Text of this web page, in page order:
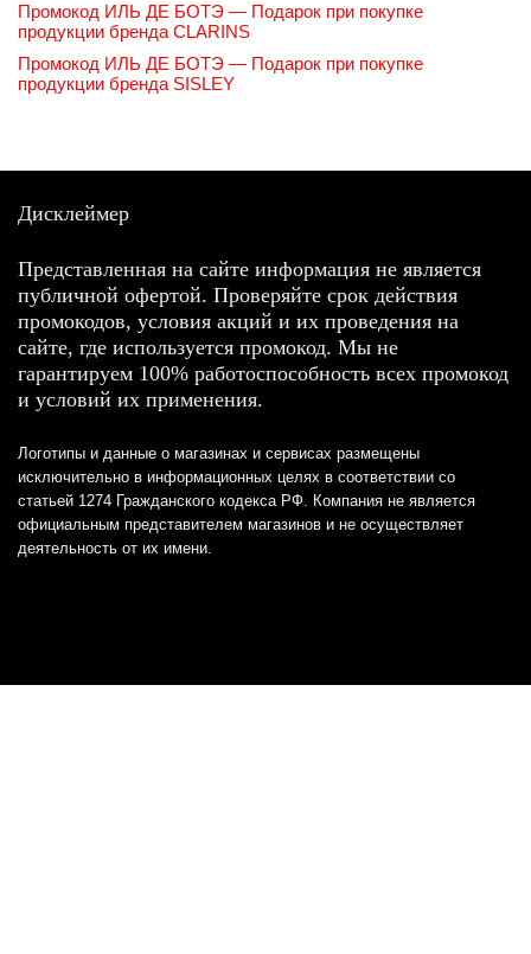
Промокод ИЛЬ ДЕ БОТЭ — Подарок при покупке
продукции бренда CLARINS
Промокод ИЛЬ ДЕ БОТЭ — Подарок при покупке
продукции бренда SISLEY
Дисклеймер
Представленная на сайте информация не является
публичной офертой. Проверяйте срок действия
промокодов, условия акций и их проведения на
сайте, где используется промокод. Мы не
гарантируем 100% работоспособность всех промокод
и условий их применения.
Логотипы и данные о магазинах и сервисах размещены
исключительно в информационных целях в соответствии со
статьей 1274 Гражданского кодекса РФ. Компания не является
официальным представителем магазинов и не осуществляет
деятельность от их имени.
Отказ от ответственности